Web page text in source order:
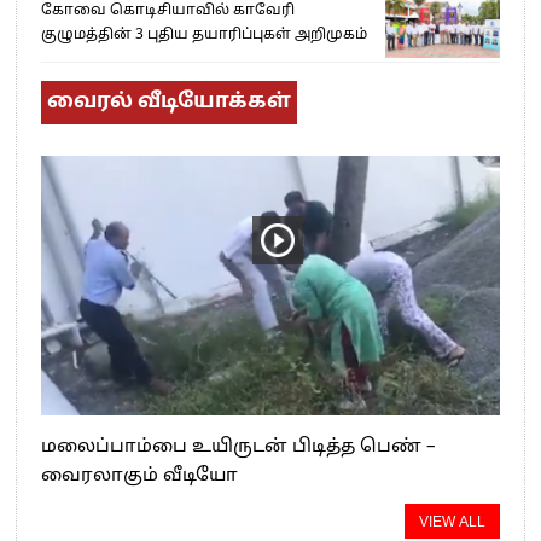
கோவை கொடிசியாவில் காவேரி
குழுமத்தின் 3 புதிய தயாரிப்புகள் அறிமுகம்
வைரல் வீடியோக்கள்
மலைப்பாம்பை உயிருடன் பிடித்த பெண் –
வைரலாகும் வீடியோ
VIEW ALL